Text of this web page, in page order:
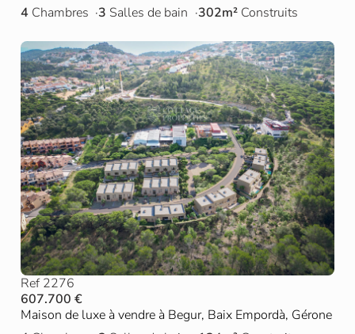
4 Chambres 3 Salles de bain 302m² Construits
Ref 2276
607.700 €
Maison de luxe à vendre à Begur, Baix Empordà, Gérone